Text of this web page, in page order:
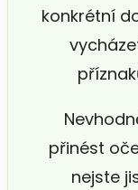
konkrétní
přinést
nejste